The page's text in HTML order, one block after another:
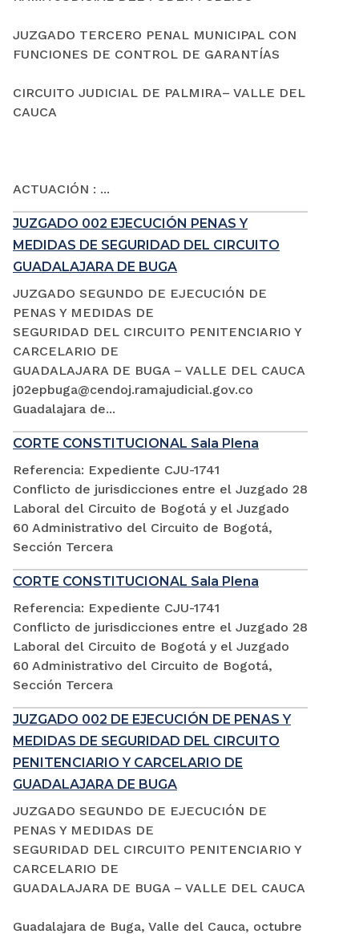
JUZGADO TERCERO PENAL MUNICIPAL CON
FUNCIONES DE CONTROL DE GARANTÍAS
CIRCUITO JUDICIAL DE PALMIRA– VALLE DEL
CAUCA
ACTUACIÓN : ...
JUZGADO 002 EJECUCIÓN PENAS Y
MEDIDAS DE SEGURIDAD DEL CIRCUITO
GUADALAJARA DE BUGA
JUZGADO SEGUNDO DE EJECUCIÓN DE
PENAS Y MEDIDAS DE
SEGURIDAD DEL CIRCUITO PENITENCIARIO Y
CARCELARIO DE
GUADALAJARA DE BUGA – VALLE DEL CAUCA
j02epbuga@cendoj.ramajudicial.gov.co
Guadalajara de...
CORTE CONSTITUCIONAL Sala Plena
Referencia: Expediente CJU-1741
Conflicto de jurisdicciones entre el Juzgado 28
Laboral del Circuito de Bogotá y el Juzgado
60 Administrativo del Circuito de Bogotá,
Sección Tercera
CORTE CONSTITUCIONAL Sala Plena
Referencia: Expediente CJU-1741
Conflicto de jurisdicciones entre el Juzgado 28
Laboral del Circuito de Bogotá y el Juzgado
60 Administrativo del Circuito de Bogotá,
Sección Tercera
JUZGADO 002 DE EJECUCIÓN DE PENAS Y
MEDIDAS DE SEGURIDAD DEL CIRCUITO
PENITENCIARIO Y CARCELARIO DE
GUADALAJARA DE BUGA
JUZGADO SEGUNDO DE EJECUCIÓN DE
PENAS Y MEDIDAS DE
SEGURIDAD DEL CIRCUITO PENITENCIARIO Y
CARCELARIO DE
GUADALAJARA DE BUGA – VALLE DEL CAUCA
Guadalajara de Buga, Valle del Cauca, octubre